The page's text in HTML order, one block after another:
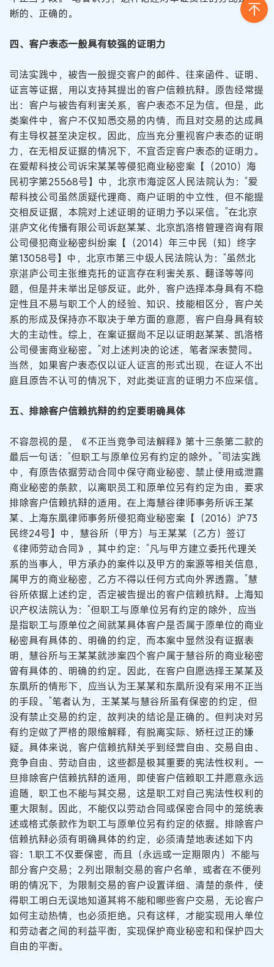
晰的、正确的。
四、客户表态一般具有较强的证明力
司法实践中，被告一般提交客户的邮件、往来函件、证明、
证言等证据，用以支持其提出的客户信赖抗辩。原告经常提
出：客户与被告有利害关系，客户表态不足为信。但是，此
类案件中，客户不仅知悉交易的内情，而且对交易的达成具
有主导权甚至决定权。因此，应当充分重视客户表态的证明
力，在无相反证据的情况下，不宜否定客户表态的证明力。
在爱帮科技公司诉宋某某等侵犯商业秘密案【（2010）海
民初字第25568号】中，北京市海淀区人民法院认为：“爱
帮科技公司虽然质疑代理商、商户证明的中立性，但不能提
交相反证据，本院对上述证明的证明力予以采信。”在北京
湛庐文化传播有限公司诉赵某某、北京凯洛格管理咨询有限
公司侵犯商业秘密纠纷案【（2014）年三中民（知）终字
第13058号】中，北京市第三中级人民法院认为：“虽然北
京湛庐公司主张维克托的证言存在利害关系、翻译等等问
题，但是并未举出足够反证。此外，客户选择本身具有不稳
定性且不易与职工个人的经验、知识、技能相区分，客户关
系的形成及保持亦不取决于单方面的意愿，客户自身具有较
大的主动性。综上，在案证据尚不足以证明赵某某、凯洛格
公司侵害商业秘密。”对上述判决的论述，笔者深表赞同。
当然，如果客户表态仅以证人证言的形式出现，在证人不出
庭且原告不认可的情况下，对此类证言的证明力不应采信。
五、排除客户信赖抗辩的约定要明确具体
不容忽视的是，《不正当竞争司法解释》第十三条第二款的
最后一句话：“但职工与原单位另有约定的除外。”司法实践
中，有原告依据劳动合同中保守商业秘密、禁止使用或泄露
商业秘密的条款，以离职员工和原单位另有约定为由，要求
排除客户信赖抗辩的适用。在上海慧谷律师事务所诉王某
某、上海东凰律师事务所侵犯商业秘密案【（2016）沪73
民终24号】中，慧谷所（甲方）与王某某（乙方）签订
《律师劳动合同》，其中约定：“凡与甲方建立委托代理关
系的当事人，甲方承办的案件以及甲方的案源等相关信息，
属甲方的商业秘密，乙方不得以任何方式向外界透露。”慧
谷所依据上述约定，否定被告提出的客户信赖抗辩。上海知
识产权法院认为：“但职工与原单位另有约定的除外，应当
是指职工与原单位之间就某具体客户是否属于原单位的商业
秘密具有具体的、明确的约定，而本案中显然没有证据表
明，慧谷所与王某某就涉案四个客户属于慧谷所的商业秘密
曾有具体的、明确的约定。因此，在客户自愿选择王某某及
东凰所的情形下，应当认为王某某和东凰所没有采用不正当
的手段。”笔者认为，王某某与慧谷所虽有保密的约定，但
没有禁止交易的约定，故判决的结论是正确的。但判决对另
有约定做了严格的限缩解释，有脱离实际、矫枉过正的嫌
疑。具体来说，客户信赖抗辩关乎到经营自由、交易自由、
竞争自由、劳动自由，这些都是极其重要的宪法性权利。一
旦排除客户信赖抗辩的适用，即使客户信赖职工并愿意永远
追随，职工也不能与其交易，这是职工对自己宪法性权利的
重大限制。因此，不能仅以劳动合同或保密合同中的笼统表
述或格式条款作为职工与原单位另有约定的依据。排除客户
信赖抗辩必须有明确具体的约定，必须清楚地表述如下内
容：1.职工不仅要保密，而且（永远或一定期限内）不能与
部分客户交易；2.列出限制交易的客户名单，或者在不便列
明的情况下，为限制交易的客户设置详细、清楚的条件，使
得职工明白无误地知道其将不能和哪些客户交易，无论客户
如何主动热情，也必须拒绝。只有这样，才能实现用人单位
和劳动者之间的利益平衡，实现保护商业秘密和和保护四大
自由的平衡。